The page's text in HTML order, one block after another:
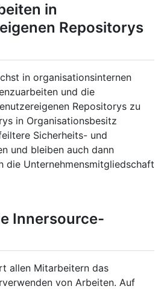
in
Repositorys
in organisationsinternen
und die
Repositorys zu
in Organisationsbesitz
Sicherheits- und
und bleiben auch dann
die Unternehmensmitgliedschaft
Innersource-
allen Mitarbeitern das
von Arbeiten. Auf